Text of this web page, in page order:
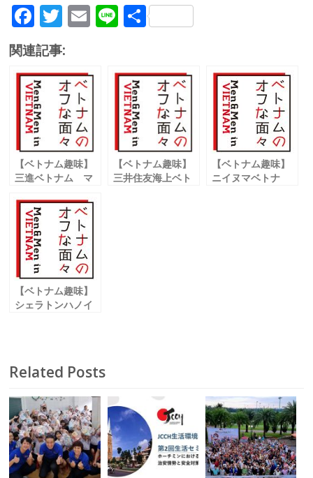
F
ac
e
b
o
o
k
T
itt
er
E
l
Li 共
関連記事:
【ベトナム趣味】
三進ベトナム マ
クター
新妻 東一
【ベトナム趣味】
三井住友海上ベト
【ベトナム趣味】
ニイヌマベトナ
【ベトナム趣味】
シェラトンハノイ
Related Posts